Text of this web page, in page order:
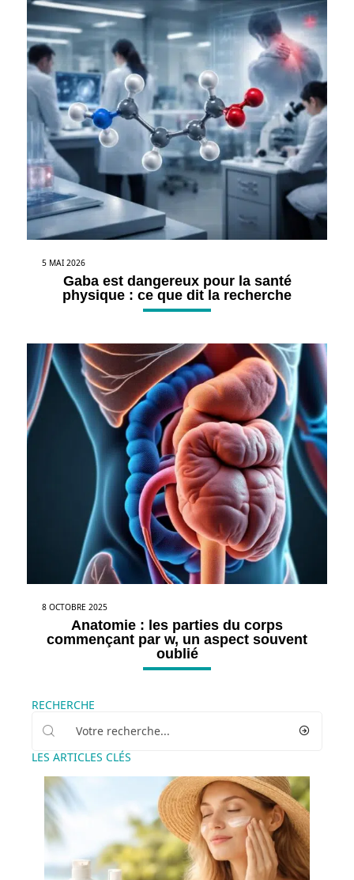
5 MAI 2026
Gaba est dangereux pour la santé
physique : ce que dit la recherche
8 OCTOBRE 2025
Anatomie : les parties du corps
commençant par w, un aspect souvent
oublié
RECHERCHE
LES ARTICLES CLÉS